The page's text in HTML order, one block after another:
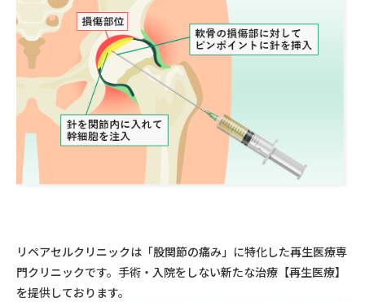
リペアセルクリニックは「股関節の痛み」に特化した再生医療専
門クリニックです。手術・入院をしない新たな治療【再生医療】
を提供しております。